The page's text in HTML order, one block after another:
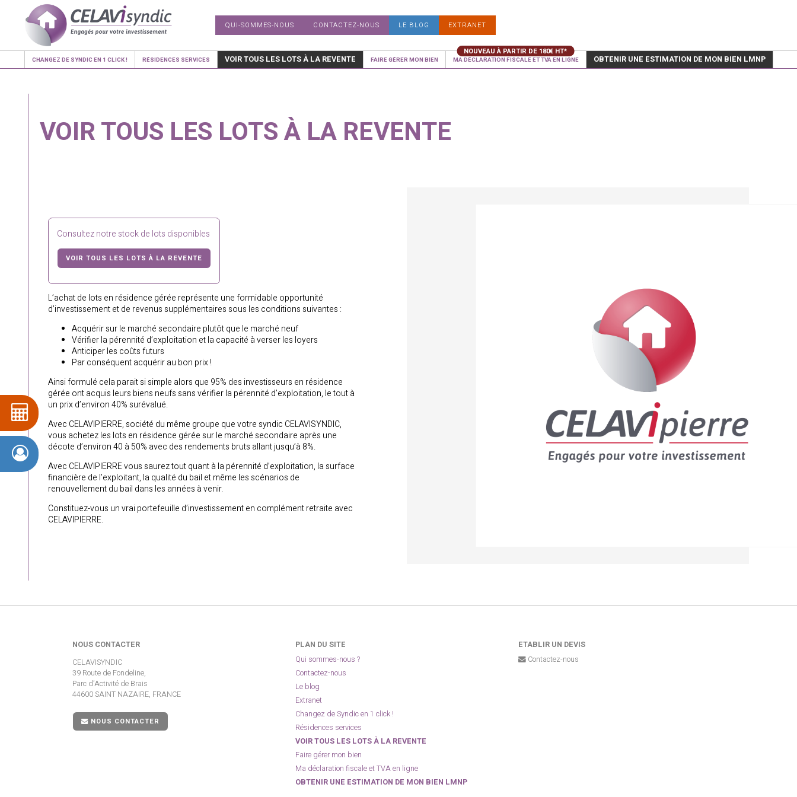
QUI-SOMMES-NOUS CONTACTEZ-NOUS LE BLOG EXTRANET
CHANGEZ DE SYNDIC EN 1 CLICK ! RÉSIDENCES SERVICES VOIR TOUS LES LOTS À LA REVENTE FAIRE GÉRER MON BIEN MA DÉCLARATION FISCALE ET TVA EN LIGNE OBTENIR UNE ESTIMATION DE MON BIEN LMNP
VOIR TOUS LES LOTS À LA REVENTE
Consultez notre stock de lots disponibles
VOIR TOUS LES LOTS À LA REVENTE
L’achat de lots en résidence gérée représente une formidable opportunité
d’investissement et de revenus supplémentaires sous les conditions suivantes :
Acquérir sur le marché secondaire plutôt que le marché neuf
Vérifier la pérennité d’exploitation et la capacité à verser les loyers
Anticiper les coûts futurs
Par conséquent acquérir au bon prix !
Ainsi formulé cela parait si simple alors que 95% des investisseurs en résidence
gérée ont acquis leurs biens neufs sans vérifier la pérennité d’exploitation, le tout à
un prix d’environ 40% surévalué.
Avec CELAVIPIERRE, société du même groupe que votre syndic CELAVISYNDIC,
vous achetez les lots en résidence gérée sur le marché secondaire après une
décote d’environ 40 à 50% avec des rendements bruts allant jusqu’à 8%.
Avec CELAVIPIERRE vous saurez tout quant à la pérennité d’exploitation, la surface
financière de l’exploitant, la qualité du bail et même les scénarios de
renouvellement du bail dans les années à venir.
Constituez-vous un vrai portefeuille d’investissement en complément retraite avec
CELAVIPIERRE.
NOUS CONTACTER
CELAVISYNDIC
39 Route de Fondeline,
Parc d’Activité de Brais
44600 SAINT NAZAIRE, FRANCE
NOUS CONTACTER
PLAN DU SITE
Qui sommes-nous ?
Contactez-nous
Le blog
Extranet
Changez de Syndic en 1 click !
Résidences services
VOIR TOUS LES LOTS À LA REVENTE
Faire gérer mon bien
Ma déclaration fiscale et TVA en ligne
OBTENIR UNE ESTIMATION DE MON BIEN LMNP
ETABLIR UN DEVIS
Contactez-nous